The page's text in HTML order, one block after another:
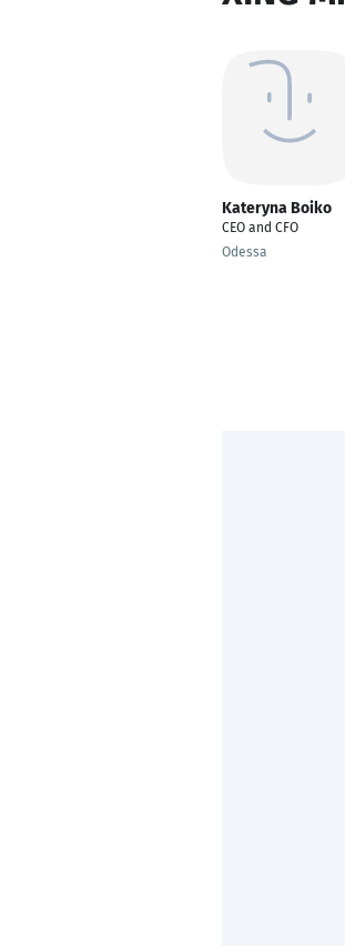
Kateryna Boiko
CEO and CFO
Odessa